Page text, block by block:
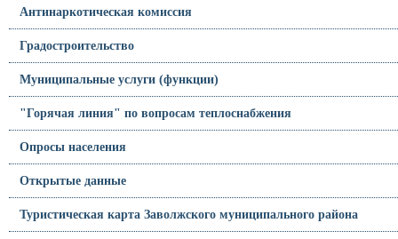
Антинаркотическая комиссия
Градостроительство
Муниципальные услуги (функции)
"Горячая линия" по вопросам теплоснабжения
Опросы населения
Открытые данные
Туристическая карта Заволжского муниципального района